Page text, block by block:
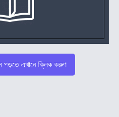
পড়তে এখানে ক্লিক করুণ